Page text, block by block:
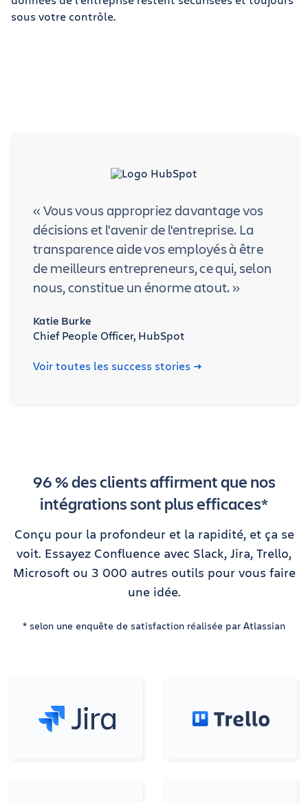
sous votre contrôle.
« Vous vous appropriez davantage vos
décisions et l'avenir de l'entreprise. La
transparence aide vos employés à être
de meilleurs entrepreneurs, ce qui, selon
nous, constitue un énorme atout. »
Katie Burke
Chief People Officer, HubSpot
Voir toutes les success stories
96 % des clients affirment que nos
intégrations sont plus efficaces*
Conçu pour la profondeur et la rapidité, et ça se
voit. Essayez Confluence avec Slack, Jira, Trello,
Microsoft ou 3 000 autres outils pour vous faire
une idée.
* selon une enquête de satisfaction réalisée par Atlassian